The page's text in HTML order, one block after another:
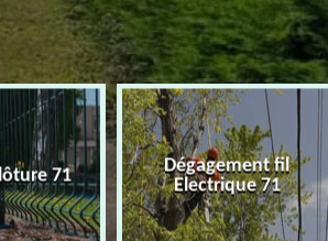
71
Dégagement fil
Electrique 71